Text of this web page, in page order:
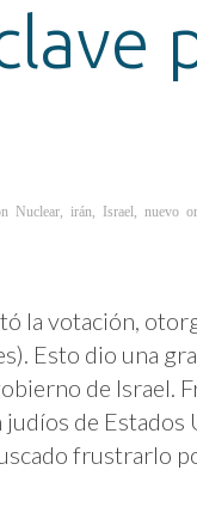
Nuclear irán Israel nuevo
la votación,
Esto dio una
de Israel.
de
frustrarlo